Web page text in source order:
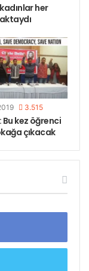
Türk faşist
olmak üzere
çıktı.
her
3.515
kez öğrenci
çıkacak